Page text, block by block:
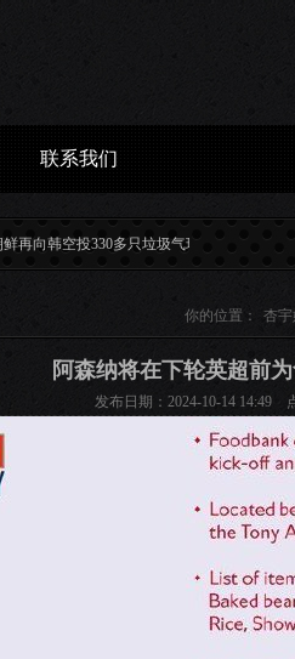
联系我们
投330多只垃圾气球... 天振股份：8月28日融
你的位置： 杏
阿森纳将在下轮英超前
发布日期：2024-10-14 14:49